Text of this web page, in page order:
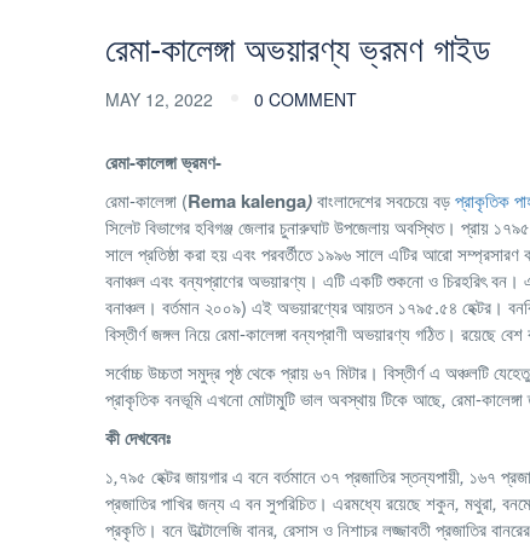
রেমা-কালেঙ্গা অভয়ারণ্য ভ্রমণ গাইড
MAY 12, 2022 0 COMMENT
রেমা-কালেঙ্গা ভ্রমণ-
রেমা-কালেঙ্গা (Rema kalenga)বাংলাদেশের সবচেয়ে বড়প্রাকৃতিক
সিলেট বিভাগের হবিগঞ্জ জেলার চুনারুঘাট উপজেলায় অবস্থিত। প্রায়
সালে প্রতিষ্ঠা করা হয় এবং পরবর্তীতে ১৯৯৬ সালে এটির আরো সম্প্রসারণ
বনাঞ্চল এবং বন্যপ্রাণেরঅভয়ারণ্য। এটি একটি শুকনো ও চিরহরিৎ বন।
বনাঞ্চল। বর্তমান ২০০৯) এই অভয়ারণ্যের আয়তন ১৭৯৫.৫৪ হেক্টর।
বিস্তীর্ণ জঙ্গল নিয়ে রেমা-কালেঙ্গা বন্যপ্রাণী অভয়ারণ্য গঠিত। রয়েছে
সর্বোচ্চ উচ্চতা সমুদ্র পৃষ্ঠ থেকে প্রায় ৬৭ মিটার। বিস্তীর্ণ এ অঞ্চলটি
প্রাকৃতিক বনভূমি এখনো মোটামু্টি ভাল অবস্থায় টিকে আছে, রেমা-
কীদেখবেনঃ
১,৭৯৫ হেক্টর জায়গার এ বনে বর্তমানে ৩৭ প্রজাতির স্তন্যপায়ী, ১৬৭
প্রজাতির পাখির জন্য এ বন সুপরিচিত। এরমধ্যে রয়েছে শকুন, মথুরা,
প্রকৃতি। বনে উল্টোলেজি বানর, রেসাস ও নিশাচর লজ্জাবতী প্রজাতির